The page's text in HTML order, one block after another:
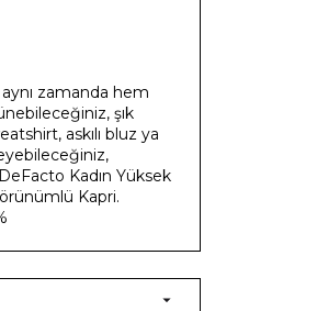
zamanda hem
şık
askılı bluz ya
Kadın Yüksek
Kapri.